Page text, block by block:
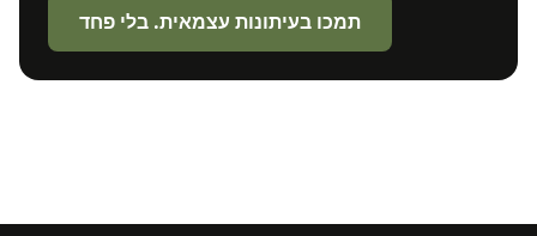
תמכו בעיתונות עצמאית. בלי פחד